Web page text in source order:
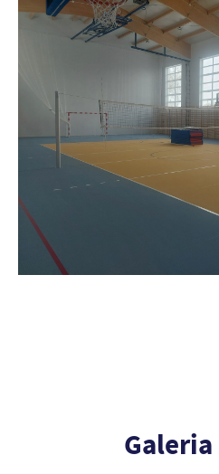
Firmy te działają w charakterze
treści w postaci wiadomości, ofert,
społecznościowych.